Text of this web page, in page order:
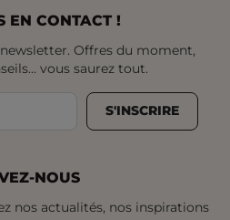
EN CONTACT !
Offres du moment,
vous saurez tout.
S'INSCRIRE
NOUS
nos actualités, nos inspirations